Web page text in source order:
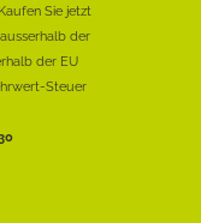
Sie jetzt
der
der EU
Steuer